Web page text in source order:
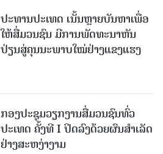
ປະທານປະເທດ ເນັ້ນຫຼາຍບັນຫາເພື່ອ
ໃຫ້ສື່ມວນຊົນ ມີການພັດທະນາຫັນ
ປ່ຽນສູ່ຄຸນນະພາບໃໝ່ຢ່າງແຂງແຮງ
ກອງປະຊຸມວຽກງານສື່ມວນຊົນທົ່ວ
ປະເທດ ຄັ້ງທີ I ປິດລົງດ້ວຍຜົນສໍາເລັດ
ຢ່າງສະຫງ່າງາມ